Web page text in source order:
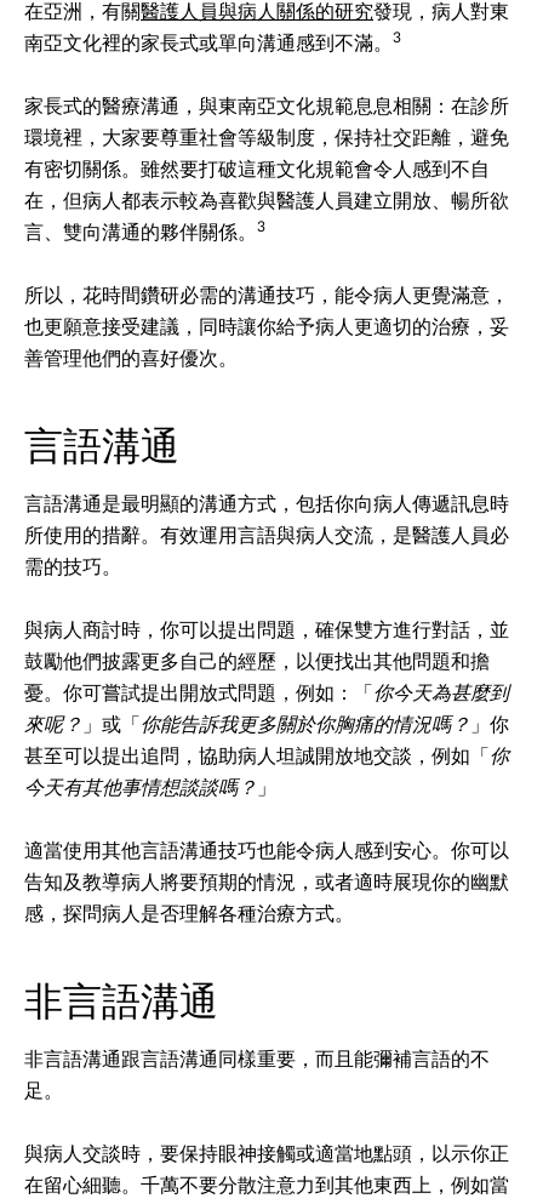
在亞洲，有關醫護人員與病人關係的研究發現，病人對東
南亞文化裡的家長式或單向溝通感到不滿。
3
家長式的醫療溝通，與東南亞文化規範息息相關：在診所
環境裡，大家要尊重社會等級制度，保持社交距離，避免
有密切關係。雖然要打破這種文化規範會令人感到不自
在，但病人都表示較為喜歡與醫護人員建立開放、暢所欲
言、雙向溝通的夥伴關係。
3
所以，花時間鑽研必需的溝通技巧，能令病人更覺滿意，
也更願意接受建議，同時讓你給予病人更適切的治療，妥
善管理他們的喜好優次。
言語溝通
言語溝通是最明顯的溝通方式，包括你向病人傳遞訊息時
所使用的措辭。有效運用言語與病人交流，是醫護人員必
需的技巧。
與病人商討時，你可以提出問題，確保雙方進行對話，並
鼓勵他們披露更多自己的經歷，以便找出其他問題和擔
憂。你可嘗試提出開放式問題，例如：「 你今天為甚麼到
來呢？ 」或「 你能告訴我更多關於你胸痛的情況嗎？ 」你
甚至可以提出追問，協助病人坦誠開放地交談，例如「 你
今天有其他事情想談談嗎？ 」
適當使用其他言語溝通技巧也能令病人感到安心。你可以
告知及教導病人將要預期的情況，或者適時展現你的幽默
感，探問病人是否理解各種治療方式。
非言語溝通
非言語溝通跟言語溝通同樣重要，而且能彌補言語的不
足。
與病人交談時，要保持眼神接觸或適當地點頭，以示你正
在留心細聽。千萬不要分散注意力到其他東西上，例如當